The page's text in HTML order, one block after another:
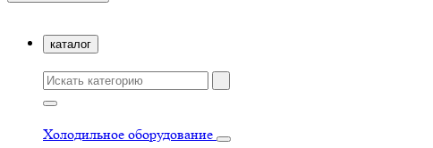
каталог
Холодильное оборудование